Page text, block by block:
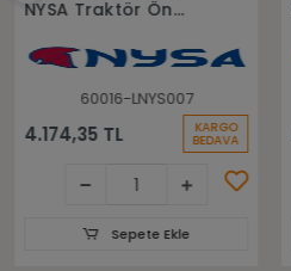
NYSA Traktör Ön
60016-LNYS007
4.174,35 TL KARGO
BEDAVA
Sepete Ekle